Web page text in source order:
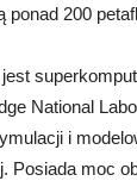
200
National
i
Posiada moc